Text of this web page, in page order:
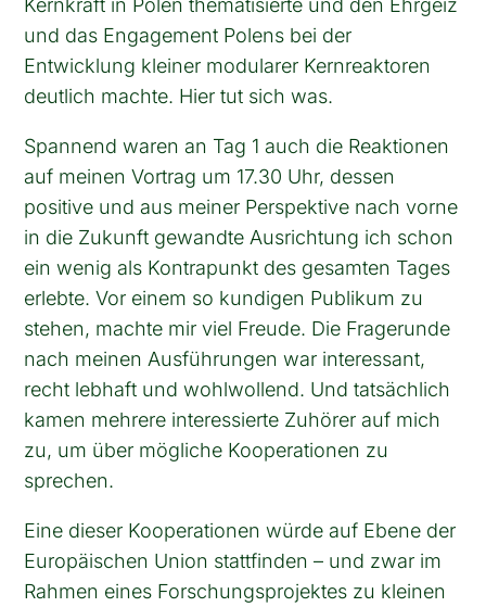
Kernkraft in Polen thematisierte und den Ehrgeiz
und das Engagement Polens bei der
Entwicklung kleiner modularer Kernreaktoren
deutlich machte. Hier tut sich was.
Spannend waren an Tag 1 auch die Reaktionen
auf meinen Vortrag um 17.30 Uhr, dessen
positive und aus meiner Perspektive nach vorne
in die Zukunft gewandte Ausrichtung ich schon
ein wenig als Kontrapunkt des gesamten Tages
erlebte. Vor einem so kundigen Publikum zu
stehen, machte mir viel Freude. Die Fragerunde
nach meinen Ausführungen war interessant,
recht lebhaft und wohlwollend. Und tatsächlich
kamen mehrere interessierte Zuhörer auf mich
zu, um über mögliche Kooperationen zu
sprechen.
Eine dieser Kooperationen würde auf Ebene der
Europäischen Union stattfinden – und zwar im
Rahmen eines Forschungsprojektes zu kleinen